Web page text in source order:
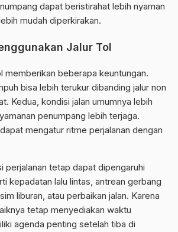
dapat beristirahat lebih nyaman
mudah diperkirakan.
Jalur Tol
memberikan beberapa keuntungan.
bisa lebih terukur dibanding jalur non
Kedua, kondisi jalan umumnya lebih
penumpang lebih terjaga.
mengatur ritme perjalanan dengan
perjalanan tetap dapat dipengaruhi
kepadatan lalu lintas, antrean gerbang
liburan, atau perbaikan jalan. Karena
tetap menyediakan waktu
agenda penting setelah tiba di